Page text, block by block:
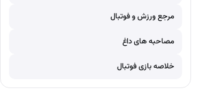
مرجع ورزش و فوتبال
مصاحبه های داغ
خلاصه بازی فوتبال